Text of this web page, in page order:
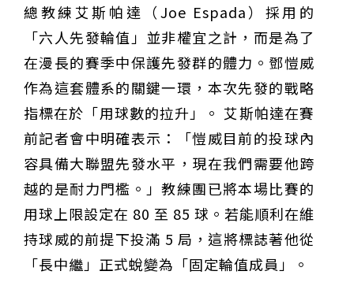
總教練艾斯帕達（Joe Espada）採用的
「六人先發輪值」並非權宜之計，而是為了
在漫長的賽季中保護先發群的體力。鄧愷威
作為這套體系的關鍵一環，本次先發的戰略
指標在於「用球數的拉升」。 艾斯帕達在賽
前記者會中明確表示：「愷威目前的投球內
容具備大聯盟先發水平，現在我們需要他跨
越的是耐力門檻。」教練團已將本場比賽的
用球上限設定在 80 至 85 球。若能順利在維
持球威的前提下投滿 5 局，這將標誌著他從
「長中繼」正式蛻變為「固定輪值成員」。